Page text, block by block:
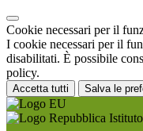
Cookie necessari per il
I cookie necessari per il
disabilitati. È possibile
policy.
Accetta tutti Salva le